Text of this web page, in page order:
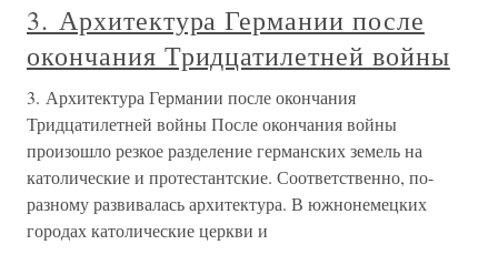
3. Архитектура Германии после
окончания Тридцатилетней войны
3. Архитектура Германии после окончания
Тридцатилетней войны После окончания войны
произошло резкое разделение германских земель на
католические и протестантские. Соответственно, по-
разному развивалась архитектура. В южнонемецких
городах католические церкви и